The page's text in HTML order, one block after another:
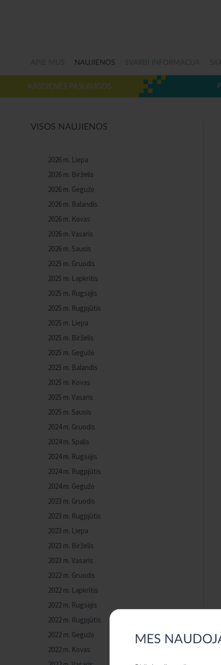
MES
NAUJIENOS
KASDIENĖS PASLAUGOS
VISOS NAUJIENOS
2026 m. Liepa
2026 m. Birželis
2026 m. Gegužė
2026 m. Balandis
2026 m. Kovas
2026 m. Vasaris
2026 m. Sausis
2025 m. Gruodis
2025 m. Lapkritis
2025 m. Rugsėjis
2025 m. Rugpjūtis
2025 m. Liepa
2025 m. Birželis
2025 m. Gegužė
2025 m. Balandis
2025 m. Kovas
2025 m. Vasaris
2025 m. Sausis
2024 m. Gruodis
2024 m. Spalis
2024 m. Rugsėjis
2024 m. Rugpjūtis
2024 m. Gegužė
2023 m. Gruodis
2023 m. Rugpjūtis
2023 m. Liepa
2023 m. Birželis
2023 m. Vasaris
2022 m. Gruodis
2022 m. Lapkritis
2022 m. Rugsėjis
2022 m. Rugpjūtis
2022 m. Gegužė
2022 m. Kovas